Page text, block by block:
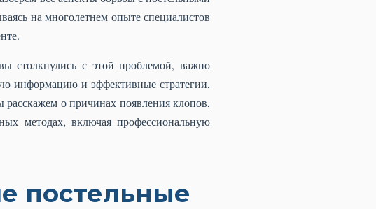
на многолетнем опыте специалистов
столкнулись с этой проблемой, важно
информацию и эффективные стратегии,
о причинах появления клопов,
методах, включая профессиональную
постельные